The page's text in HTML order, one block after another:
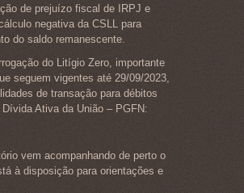
de prejuízo fiscal de IRPJ e
negativa da CSLL para
do saldo remanescente.
do Litígio Zero, importante
seguem vigentes até 29/09/2023,
de transação para débitos
Ativa da União – PGFN:
vem acompanhando de perto o
à disposição para orientações e